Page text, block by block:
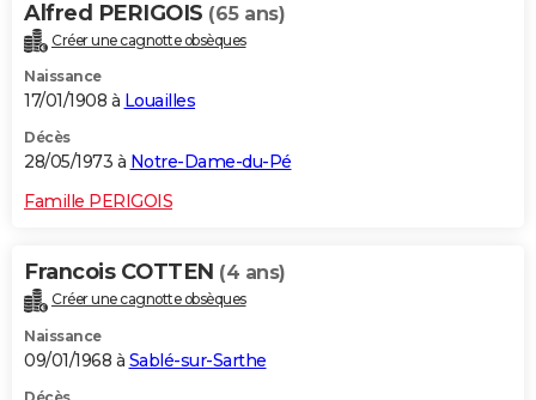
Alfred PERIGOIS (65 ans)
Créer une cagnotte obsèques
Naissance
17/01/1908 à Louailles
Décès
28/05/1973 à Notre-Dame-du-Pé
Famille PERIGOIS
Francois COTTEN (4 ans)
Créer une cagnotte obsèques
Naissance
09/01/1968 à Sablé-sur-Sarthe